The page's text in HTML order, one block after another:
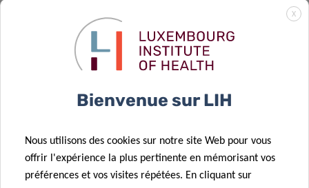
X
Bienvenue sur LIH
Nous utilisons des cookies sur notre site Web pour vous
offrir l'expérience la plus pertinente en mémorisant vos
préférences et vos visites répétées. En cliquant sur